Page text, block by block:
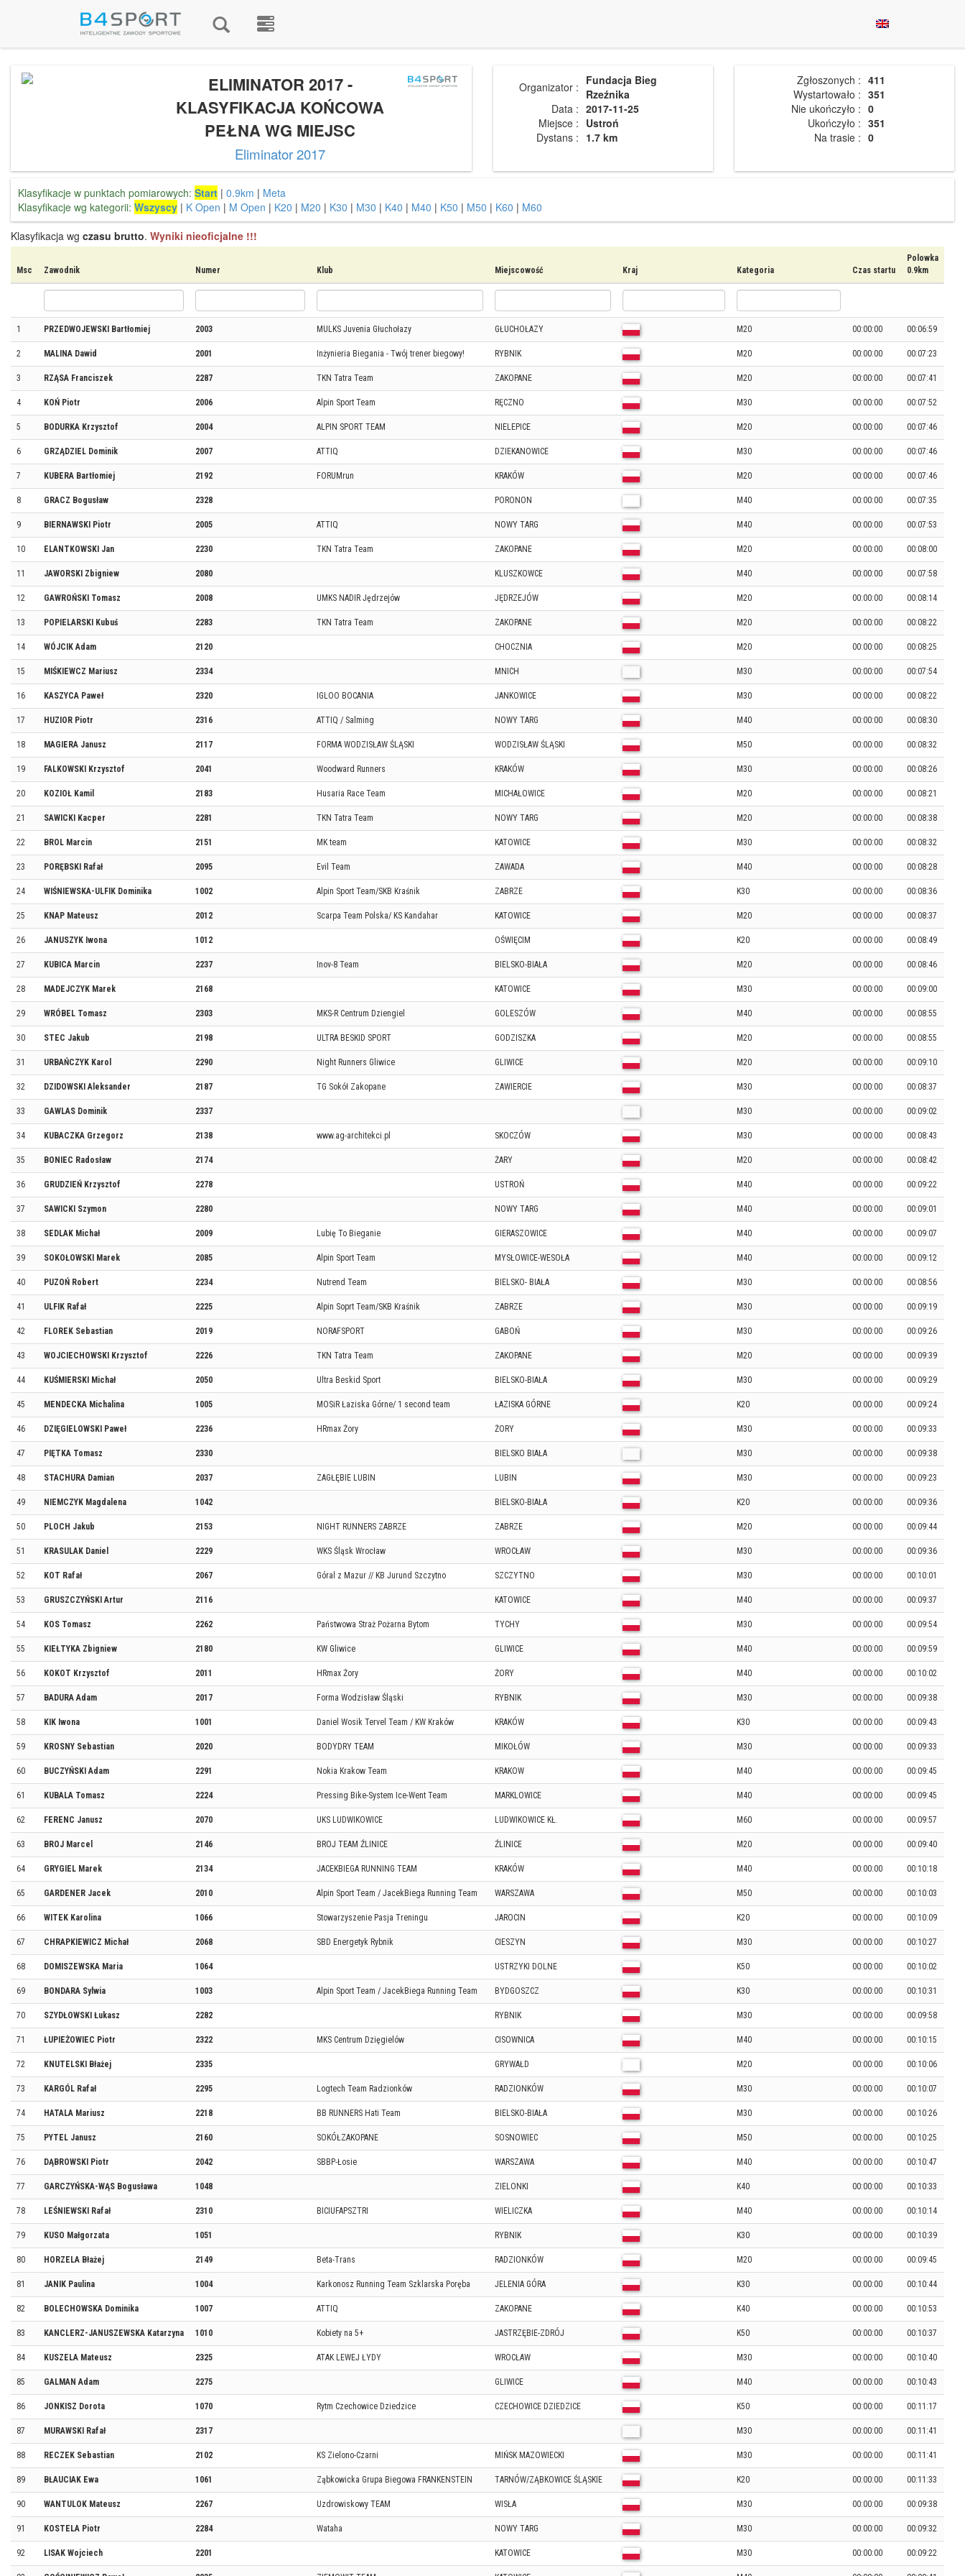
ELIMINATOR 2017 -
KLASYFIKACJA KOŃCOWA
PEŁNA WG MIEJSC
Eliminator 2017
Organizator : Fundacja Bieg
Rzeźnika
Data : 2017-11-25
Miejsce : Ustroń
Dystans : 1.7 km
Zgłoszonych : 411
Wystartowało : 351
Nie ukończyło : 0
Ukończyło : 351
Na trasie : 0
Klasyfikacje w punktach pomiarowych: Start | 0.9km | Meta
Klasyfikacje wg kategorii: Wszyscy | K Open | M Open | K20 | M20 | K30 | M30 | K40 | M40 | K50 | M50 | K60 | M60
Klasyfikacja wg czasu brutto. Wyniki nieoficjalne !!!
Msc Zawodnik Numer Klub Miejscowość Kraj Kategoria Czas startu
Polowka
0.9km
1 PRZEDWOJEWSKI Bartłomiej 2003 MULKS Juvenia Głuchołazy GŁUCHOŁAZY M20 00:00:00 00:06:59
2 MALINA Dawid 2001 Inżynieria Biegania - Twój trener biegowy! RYBNIK M20 00:00:00 00:07:23
3 RZĄSA Franciszek 2287 TKN Tatra Team ZAKOPANE M20 00:00:00 00:07:41
4 KOŃ Piotr 2006 Alpin Sport Team RĘCZNO M30 00:00:00 00:07:52
5 BODURKA Krzysztof 2004 ALPIN SPORT TEAM NIELEPICE M20 00:00:00 00:07:46
6 GRZĄDZIEL Dominik 2007 ATTIQ DZIEKANOWICE M30 00:00:00 00:07:46
7 KUBERA Bartłomiej 2192 FORUMrun KRAKÓW M20 00:00:00 00:07:46
8 GRACZ Bogusław 2328 PORONON M40 00:00:00 00:07:35
9 BIERNAWSKI Piotr 2005 ATTIQ NOWY TARG M40 00:00:00 00:07:53
10 ELANTKOWSKI Jan 2230 TKN Tatra Team ZAKOPANE M20 00:00:00 00:08:00
11 JAWORSKI Zbigniew 2080 KLUSZKOWCE M40 00:00:00 00:07:58
12 GAWROŃSKI Tomasz 2008 UMKS NADIR Jędrzejów JĘDRZEJÓW M20 00:00:00 00:08:14
13 POPIELARSKI Kubuś 2283 TKN Tatra Team ZAKOPANE M20 00:00:00 00:08:22
14 WÓJCIK Adam 2120 CHOCZNIA M20 00:00:00 00:08:25
15 MIŚKIEWCZ Mariusz 2334 MNICH M30 00:00:00 00:07:54
16 KASZYCA Paweł 2320 IGLOO BOCANIA JANKOWICE M30 00:00:00 00:08:22
17 HUZIOR Piotr 2316 ATTIQ / Salming NOWY TARG M40 00:00:00 00:08:30
18 MAGIERA Janusz 2117 FORMA WODZISŁAW ŚLĄSKI WODZISŁAW ŚLĄSKI M50 00:00:00 00:08:32
19 FALKOWSKI Krzysztof 2041 Woodward Runners KRAKÓW M30 00:00:00 00:08:26
20 KOZIOŁ Kamil 2183 Husaria Race Team MICHAŁOWICE M20 00:00:00 00:08:21
21 SAWICKI Kacper 2281 TKN Tatra Team NOWY TARG M20 00:00:00 00:08:38
22 BROL Marcin 2151 MK team KATOWICE M30 00:00:00 00:08:32
23 PORĘBSKI Rafał 2095 Evil Team ZAWADA M40 00:00:00 00:08:28
24 WIŚNIEWSKA-ULFIK Dominika 1002 Alpin Sport Team/SKB Kraśnik ZABRZE K30 00:00:00 00:08:36
25 KNAP Mateusz 2012 Scarpa Team Polska/ KS Kandahar KATOWICE M20 00:00:00 00:08:37
26 JANUSZYK Iwona 1012 OŚWIĘCIM K20 00:00:00 00:08:49
27 KUBICA Marcin 2237 Inov-8 Team BIELSKO-BIAŁA M20 00:00:00 00:08:46
28 MADEJCZYK Marek 2168 KATOWICE M30 00:00:00 00:09:00
29 WRÓBEL Tomasz 2303 MKS-R Centrum Dziengiel GOLESZÓW M40 00:00:00 00:08:55
30 STEC Jakub 2198 ULTRA BESKID SPORT GODZISZKA M20 00:00:00 00:08:55
31 URBAŃCZYK Karol 2290 Night Runners Gliwice GLIWICE M20 00:00:00 00:09:10
32 DZIDOWSKI Aleksander 2187 TG Sokół Zakopane ZAWIERCIE M30 00:00:00 00:08:37
33 GAWLAS Dominik 2337 M30 00:00:00 00:09:02
34 KUBACZKA Grzegorz 2138 www.ag-architekci.pl SKOCZÓW M30 00:00:00 00:08:43
35 BONIEC Radosław 2174 ŻARY M20 00:00:00 00:08:42
36 GRUDZIEŃ Krzysztof 2278 USTROŃ M40 00:00:00 00:09:22
37 SAWICKI Szymon 2280 NOWY TARG M40 00:00:00 00:09:01
38 SEDLAK Michał 2009 Lubię To Bieganie GIERASZOWICE M40 00:00:00 00:09:07
39 SOKOŁOWSKI Marek 2085 Alpin Sport Team MYSŁOWICE-WESOŁA M40 00:00:00 00:09:12
40 PUZOŃ Robert 2234 Nutrend Team BIELSKO- BIAŁA M30 00:00:00 00:08:56
41 ULFIK Rafał 2225 Alpin Soprt Team/SKB Kraśnik ZABRZE M30 00:00:00 00:09:19
42 FLOREK Sebastian 2019 NORAFSPORT GABOŃ M30 00:00:00 00:09:26
43 WOJCIECHOWSKI Krzysztof 2226 TKN Tatra Team ZAKOPANE M20 00:00:00 00:09:39
44 KUŚMIERSKI Michał 2050 Ultra Beskid Sport BIELSKO-BIAŁA M30 00:00:00 00:09:29
45 MENDECKA Michalina 1005 MOSiR Łaziska Górne/ 1 second team ŁAZISKA GÓRNE K20 00:00:00 00:09:24
46 DZIĘGIELOWSKI Paweł 2236 HRmax Żory ŻORY M30 00:00:00 00:09:33
47 PIĘTKA Tomasz 2330 BIELSKO BIAŁA M30 00:00:00 00:09:38
48 STACHURA Damian 2037 ZAGŁĘBIE LUBIN LUBIN M30 00:00:00 00:09:23
49 NIEMCZYK Magdalena 1042 BIELSKO-BIAŁA K20 00:00:00 00:09:36
50 PLOCH Jakub 2153 NIGHT RUNNERS ZABRZE ZABRZE M20 00:00:00 00:09:44
51 KRASULAK Daniel 2229 WKS Śląsk Wrocław WROCŁAW M30 00:00:00 00:09:36
52 KOT Rafał 2067 Góral z Mazur // KB Jurund Szczytno SZCZYTNO M30 00:00:00 00:10:01
53 GRUSZCZYŃSKI Artur 2116 KATOWICE M40 00:00:00 00:09:37
54 KOS Tomasz 2262 Państwowa Straż Pożarna Bytom TYCHY M30 00:00:00 00:09:54
55 KIEŁTYKA Zbigniew 2180 KW Gliwice GLIWICE M40 00:00:00 00:09:59
56 KOKOT Krzysztof 2011 HRmax Żory ŻORY M40 00:00:00 00:10:02
57 BADURA Adam 2017 Forma Wodzisław Śląski RYBNIK M30 00:00:00 00:09:38
58 KIK Iwona 1001 Daniel Wosik Tervel Team / KW Kraków KRAKÓW K30 00:00:00 00:09:43
59 KROSNY Sebastian 2020 BODYDRY TEAM MIKOŁÓW M30 00:00:00 00:09:33
60 BUCZYŃSKI Adam 2291 Nokia Krakow Team KRAKOW M40 00:00:00 00:09:45
61 KUBALA Tomasz 2224 Pressing Bike-System Ice-Went Team MARKLOWICE M40 00:00:00 00:09:45
62 FERENC Janusz 2070 UKS LUDWIKOWICE LUDWIKOWICE KŁ. M60 00:00:00 00:09:57
63 BROJ Marcel 2146 BROJ TEAM ŹLINICE ŹLINICE M20 00:00:00 00:09:40
64 GRYGIEL Marek 2134 JACEKBIEGA RUNNING TEAM KRAKÓW M40 00:00:00 00:10:18
65 GARDENER Jacek 2010 Alpin Sport Team / JacekBiega Running Team WARSZAWA M50 00:00:00 00:10:03
66 WITEK Karolina 1066 Stowarzyszenie Pasja Treningu JAROCIN K20 00:00:00 00:10:09
67 CHRAPKIEWICZ Michał 2068 SBD Energetyk Rybnik CIESZYN M30 00:00:00 00:10:27
68 DOMISZEWSKA Maria 1064 USTRZYKI DOLNE K50 00:00:00 00:10:02
69 BONDARA Sylwia 1003 Alpin Sport Team / JacekBiega Running Team BYDGOSZCZ K30 00:00:00 00:10:31
70 SZYDŁOWSKI Łukasz 2282 RYBNIK M30 00:00:00 00:09:58
71 ŁUPIEŻOWIEC Piotr 2322 MKS Centrum Dzięgielów CISOWNICA M40 00:00:00 00:10:15
72 KNUTELSKI Błażej 2335 GRYWAŁD M20 00:00:00 00:10:06
73 KARGÓL Rafał 2295 Logtech Team Radzionków RADZIONKÓW M30 00:00:00 00:10:07
74 HATALA Mariusz 2218 BB RUNNERS Hati Team BIELSKO-BIAŁA M30 00:00:00 00:10:26
75 PYTEL Janusz 2160 SOKÓŁZAKOPANE SOSNOWIEC M50 00:00:00 00:10:25
76 DĄBROWSKI Piotr 2042 SBBP-Łosie WARSZAWA M40 00:00:00 00:10:47
77 GARCZYŃSKA-WĄS Bogusława 1048 ZIELONKI K40 00:00:00 00:10:33
78 LEŚNIEWSKI Rafał 2310 BICIUFAPSZTRI WIELICZKA M40 00:00:00 00:10:14
79 KUSO Małgorzata 1051 RYBNIK K30 00:00:00 00:10:39
80 HORZELA Błażej 2149 Beta-Trans RADZIONKÓW M20 00:00:00 00:09:45
81 JANIK Paulina 1004 Karkonosz Running Team Szklarska Poręba JELENIA GÓRA K30 00:00:00 00:10:44
82 BOLECHOWSKA Dominika 1007 ATTIQ ZAKOPANE K40 00:00:00 00:10:53
83 KANCLERZ-JANUSZEWSKA Katarzyna 1010 Kobiety na 5+ JASTRZĘBIE-ZDRÓJ K50 00:00:00 00:10:37
84 KUSZELA Mateusz 2325 ATAK LEWEJ ŁYDY WROCŁAW M30 00:00:00 00:10:40
85 GALMAN Adam 2275 GLIWICE M40 00:00:00 00:10:43
86 JONKISZ Dorota 1070 Rytm Czechowice Dziedzice CZECHOWICE DZIEDZICE K50 00:00:00 00:11:17
87 MURAWSKI Rafał 2317 M30 00:00:00 00:11:41
88 RECZEK Sebastian 2102 KS Zielono-Czarni MIŃSK MAZOWIECKI M30 00:00:00 00:11:41
89 BŁAUCIAK Ewa 1061 Ząbkowicka Grupa Biegowa FRANKENSTEIN TARNÓW/ZĄBKOWICE ŚLĄSKIE K20 00:00:00 00:11:33
90 WANTULOK Mateusz 2267 Uzdrowiskowy TEAM WISŁA M30 00:00:00 00:09:38
91 KOSTELA Piotr 2284 Wataha NOWY TARG M30 00:00:00 00:09:32
92 LISAK Wojciech 2201 KATOWICE M30 00:00:00 00:09:22